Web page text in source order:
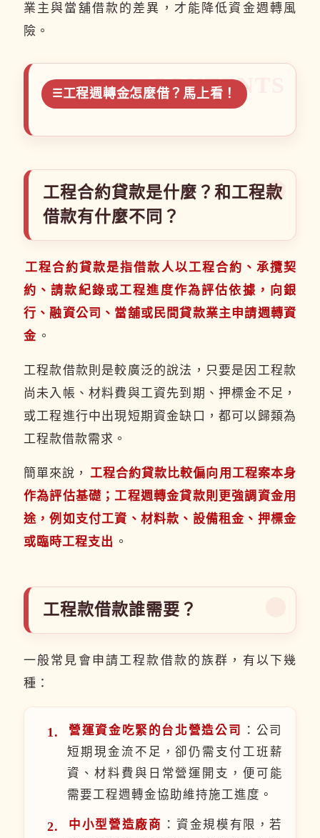
業主與當舖借款的差異，才能降低資金週轉風
險。
工程週轉金怎麼借？馬上看！
工程合約貸款是什麼？和工程款
借款有什麼不同？
工程合約貸款是指借款人以工程合約、承攬契
約、請款紀錄或工程進度作為評估依據，向銀
行、融資公司、當舖或民間貸款業主申請週轉資
金 。
工程款借款則是較廣泛的說法，只要是因工程款
尚未入帳、材料費與工資先到期、押標金不足，
或工程進行中出現短期資金缺口，都可以歸類為
工程款借款需求。
簡單來說，
工程合約貸款比較偏向用工程案本身
作為評估基礎；工程週轉金貸款則更強調資金用
途，例如支付工資、材料款、設備租金、押標金
或臨時工程支出 。
工程款借款誰需要？
一般常見會申請工程款借款的族群，有以下幾
種：
營運資金吃緊的台北營造公司
：公司
短期現金流不足，卻仍需支付工班薪
資、材料費與日常營運開支，便可能
需要工程週轉金協助維持施工進度。
中小型營造廠商 ：資金規模有限，若